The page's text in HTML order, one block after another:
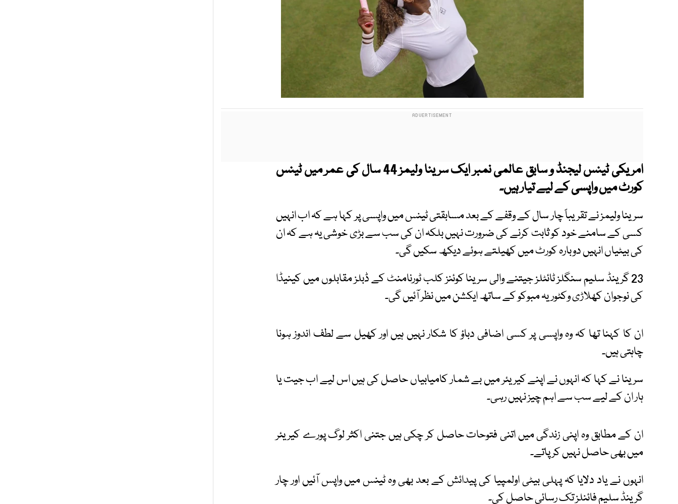
امریکی ٹینس لیجنڈ و سابق عالمی نمبر ایک سرینا ولیمز 44 سال کی عمر میں ٹینس
کورٹ میں واپسی کے لیے تیار ہیں۔
سرینا ولیمز نے تقریباً چار سال کے وقفے کے بعد مسابقتی ٹینس میں واپسی پر کہا ہے کہ اب انہیں
کسی کے سامنے خود کو ثابت کرنے کی ضرورت نہیں بلکہ ان کی سب سے بڑی خوشی یہ ہے کہ ان
کی بیٹیاں انہیں دوبارہ کورٹ میں کھیلتے ہوئے دیکھ سکیں گی۔
23 گرینڈ سلیم سنگلز ٹائٹلز جیتنے والی سرینا کوئنز کلب ٹورنامنٹ کے ڈبلز مقابلوں میں کینیڈا
کی نوجوان کھلاڑی وکٹوریہ مبوکو کے ساتھ ایکشن میں نظر آئیں گی۔
ان کا کہنا تھا کہ وہ واپسی پر کسی اضافی دباؤ کا شکار نہیں ہیں اور کھیل سے لطف اندوز ہونا
چاہتی ہیں۔
سرینا نے کہا کہ انہوں نے اپنے کیریئر میں بے شمار کامیابیاں حاصل کی ہیں اس لیے اب جیت یا
ہار ان کے لیے سب سے اہم چیز نہیں رہی۔
ان کے مطابق وہ اپنی زندگی میں اتنی فتوحات حاصل کر چکی ہیں جتنی اکثر لوگ پورے کیریئر
میں بھی حاصل نہیں کر پاتے۔
انہوں نے یاد دلایا کہ پہلی بیٹی اولمپیا کی پیدائش کے بعد بھی وہ ٹینس میں واپس آئیں اور چار
گرینڈ سلیم فائنلز تک رسائی حاصل کی۔